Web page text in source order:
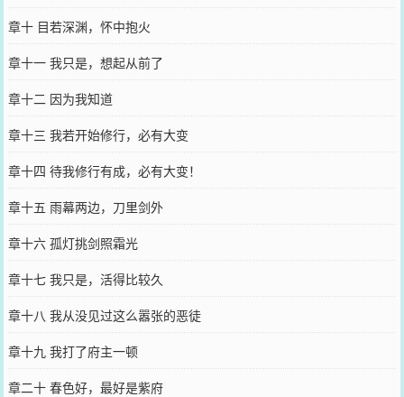
章十 目若深渊，怀中抱火
章十一 我只是，想起从前了
章十二 因为我知道
章十三 我若开始修行，必有大变
章十四 待我修行有成，必有大变！
章十五 雨幕两边，刀里剑外
章十六 孤灯挑剑照霜光
章十七 我只是，活得比较久
章十八 我从没见过这么嚣张的恶徒
章十九 我打了府主一顿
章二十 春色好，最好是紫府